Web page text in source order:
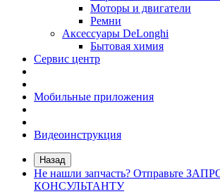
Моторы и двигатели
Ремни
Аксессуары DeLonghi
Бытовая химия
Сервис центр
Мобильные приложения
Видеоинструкция
Назад
Не нашли запчасть? Отправьте
КОНСУЛЬТАНТУ